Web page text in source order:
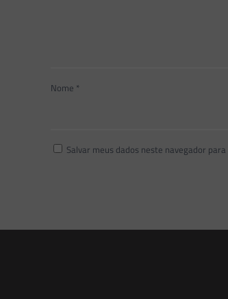
Nome *
Salvar meus dados neste navegador